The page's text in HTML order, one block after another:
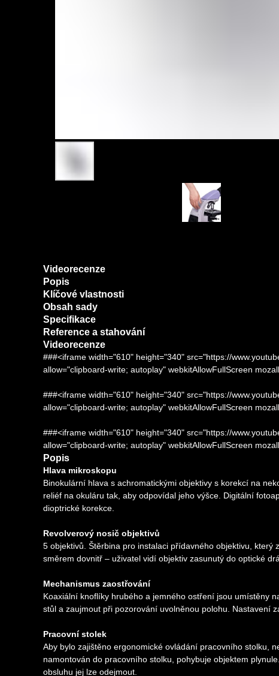
Videorecenze
Popis
Klíčové vlastnosti
Obsah sady
Specifikace
Reference a stahování
Videorecenze
###<iframe width="610" height="340" src="https://
allow="clipboard-write; autoplay" webkitAllowFullScreen
###<iframe width="610" height="340" src="https://
allow="clipboard-write; autoplay" webkitAllowFullScreen
###<iframe width="610" height="340" src="https://
allow="clipboard-write; autoplay" webkitAllowFullScreen
Popis
Hlava mikroskopu
Binokulární hlava s achromatickými objektivy s korekcí na
reliéf na okuláru tak, aby odpovídal jeho výšce. Digitální
dioptrické korekce.
Revolverový nosič objektivů
5 objektivů. Štěrbina pro instalaci přídavného objektivu,
směrem dovnitř – uživatel vidí objektiv zasunutý do optické
Mechanismus zaostřování
Koaxiální knoflíky hrubého a jemného ostření jsou umístěny
stůl a zaujmout při pozorování uvolněnou polohu. Nastavení
Pracovní stolek
Aby bylo zajištěno ergonomické ovládání pracovního stolku,
namontován do pracovního stolku, pohybuje objektem
obsluhu jej lze odejmout.